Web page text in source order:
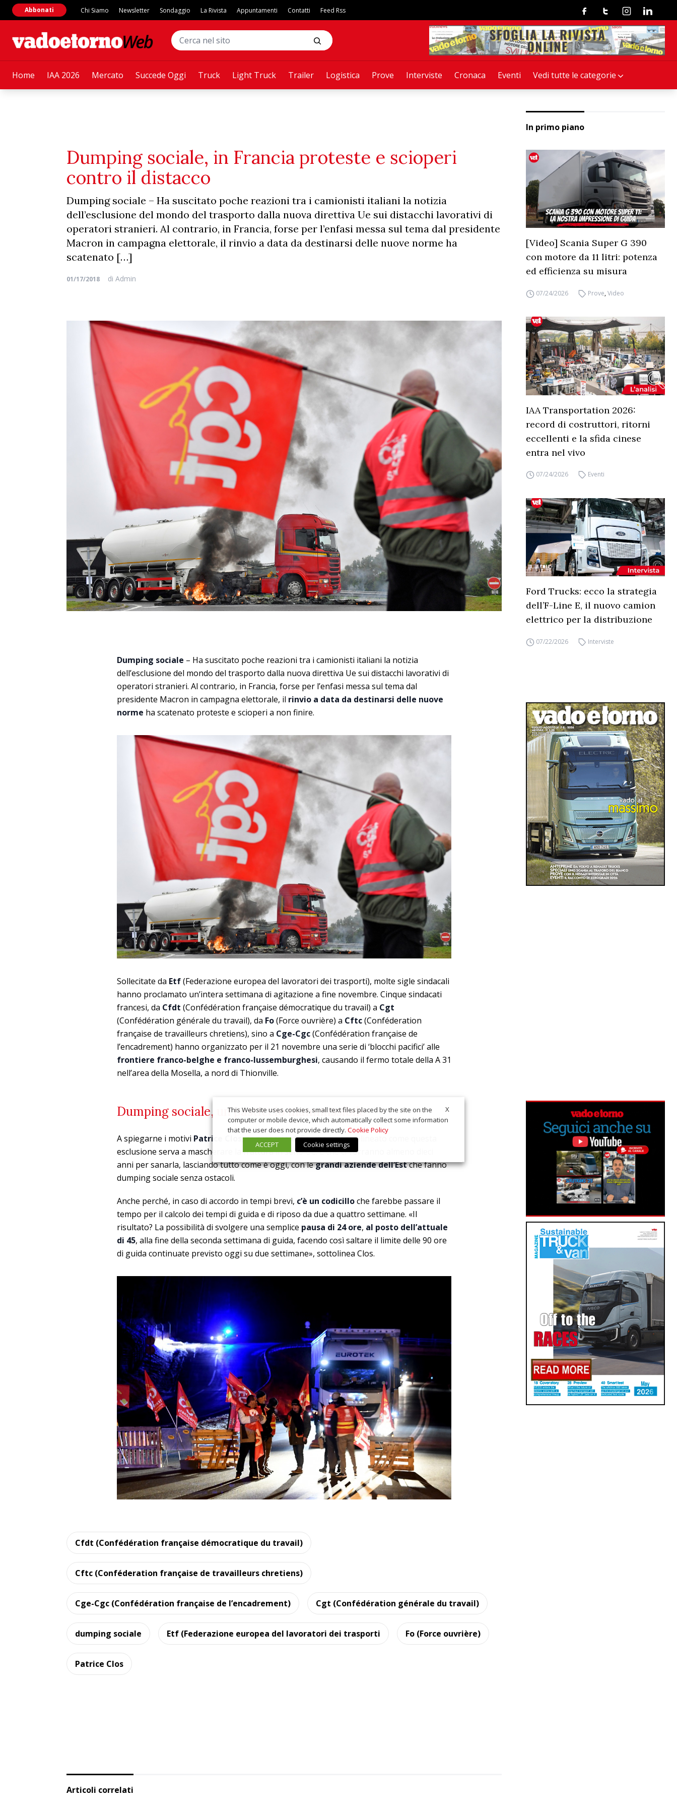
Home IAA 2026 Mercato Succede Oggi Truck Light Truck Trailer Logistica Prove Interviste Cronaca Eventi Vedi tutte le categorie
Abbonati Chi Siamo Newsletter Sondaggio La Rivista Appuntamenti Contatti Feed Rss FacebookTwitterInstagramLinkedin
Dumping sociale, in Francia proteste e scioperi
contro il distacco
Dumping sociale – Ha suscitato poche reazioni tra i camionisti italiani la notizia
dell’esclusione del mondo del trasporto dalla nuova direttiva Ue sui distacchi lavorativi di
operatori stranieri. Al contrario, in Francia, forse per l’enfasi messa sul tema dal presidente
Macron in campagna elettorale, il rinvio a data da destinarsi delle nuove norme ha
scatenato […]
01/17/2018 di Admin
Dumping sociale – Ha suscitato poche reazioni tra i camionisti italiani la notizia
dell’esclusione del mondo del trasporto dalla nuova direttiva Ue sui distacchi lavorativi di
operatori stranieri. Al contrario, in Francia, forse per l’enfasi messa sul tema dal
presidente Macron in campagna elettorale, il rinvio a data da destinarsi delle nuove
norme ha scatenato proteste e scioperi a non finire.
Sollecitate da Etf(Federazione europea del lavoratori dei trasporti), molte sigle sindacali
hanno proclamato un’intera settimana di agitazione a fine novembre. Cinque sindacati
francesi, da Cfdt (Confédération française démocratique du travail) a Cgt
(Confédération générale du travail), da Fo(Force ouvrière) a Cftc(Conféderation
française de travailleurs chretiens), sino a Cge-Cgc(Confédération française de
l’encadrement) hanno organizzato per il 21 novembre una serie di ‘blocchi pacifici’ alle
frontiere franco-belghe e franco-lussemburghesi, causando il fermo totale della A 31
nell’area della Mosella, a nord di Thionville.
Dumping sociale, un pasticcio inammissibile
A spiegarne i motivi Patrice Clos ,segretario di Fo, che ha sottolineato come questa
esclusione serva a mascherare la frattura in seno Ue. E che ci vorranno almeno dieci
anni per sanarla, lasciando tutto come è oggi, con legrandi aziende dell’Estche fanno
dumping sociale senza ostacoli.
Anche perché, in caso di accordo in tempi brevi, c’è un codicilloche farebbe passare il
tempo per il calcolo dei tempi di guida e di riposo da due a quattro settimane. «Il
risultato? La possibilità di svolgere una semplice pausa di 24 ore, al posto dell’attuale
di 45, alla fine della seconda settimana di guida, facendo così saltare il limite delle 90 ore
di guida continuate previsto oggi su due settimane», sottolinea Clos.
Cfdt (Confédération française démocratique du travail)
Cftc (Conféderation française de travailleurs chretiens)
Cge-Cgc (Confédération française de l’encadrement) Cgt (Confédération générale du travail)
dumping sociale Etf (Federazione europea del lavoratori dei trasporti Fo (Force ouvrière)
Patrice Clos
In primo piano
[Video] Scania Super G 390
con motore da 11 litri: potenza
ed efficienza su misura
07/24/2026 Prove,Video
IAA Transportation 2026:
record di costruttori, ritorni
eccellenti e la sfida cinese
entra nel vivo
07/24/2026 Eventi
Ford Trucks: ecco la strategia
dell’F-Line E, il nuovo camion
elettrico per la distribuzione
07/22/2026 Interviste
Articoli correlati
X
This Website uses cookies, small text files placed by the site on the
computer or mobile device, which automatically collect some information
that the user does not provide directly. Cookie Policy
ACCEPT
Cookie settings